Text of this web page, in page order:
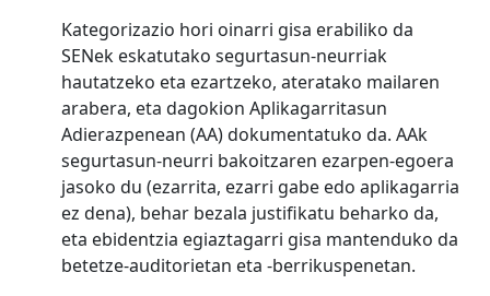
Kategorizazio hori oinarri gisa erabiliko da
SENek eskatutako segurtasun-neurriak
hautatzeko eta ezartzeko, ateratako mailaren
arabera, eta dagokion Aplikagarritasun
Adierazpenean (AA) dokumentatuko da. AAk
segurtasun-neurri bakoitzaren ezarpen-egoera
jasoko du (ezarrita, ezarri gabe edo aplikagarria
ez dena), behar bezala justifikatu beharko da,
eta ebidentzia egiaztagarri gisa mantenduko da
betetze-auditorietan eta -berrikuspenetan.